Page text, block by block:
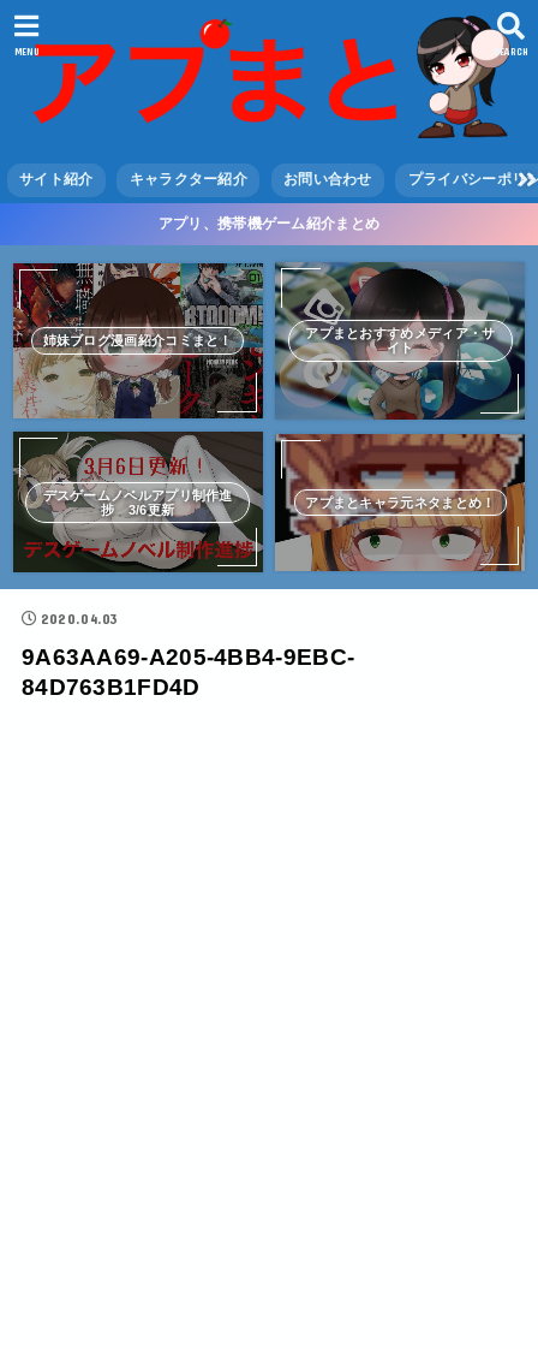
SEARCH
MENU
サイト紹介 キャラクター紹介 お問い合わせ プライバシーポリ
アプリ、携帯機ゲーム紹介まとめ
姉妹ブログ漫画紹介コミまと！
アプまとおすすめメディア・サ
イト
デスゲームノベルアプリ制作進
捗 3/6更新
アプまとキャラ元ネタまとめ！
2020.04.03
9A63AA69-A205-4BB4-9EBC-
84D763B1FD4D